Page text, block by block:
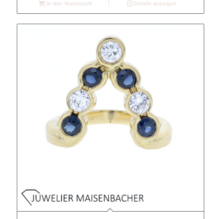
In den Warenkorb Details anzeigen